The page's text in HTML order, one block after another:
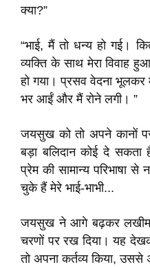
क्या?”
“भाई, मैं तो धन्य हो गई।
व्यक्ति के साथ मेरा विवाह
हो गया। प्रसव वेदना
भर आईं और मैं रोने लगी। ”
जयसुख को तो अपने कानों पर
बड़ा बलिदान कोई दे
प्रेम की सामान्य परिभाषा
चुके हैं मेरे भाई-भाभी...
जयसुख ने आगे बढ़कर
चरणों पर रख दिया। यह
तो अपना कर्तव्य किया,